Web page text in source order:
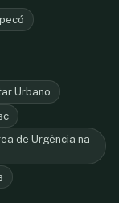
Urbano
de Urgência na